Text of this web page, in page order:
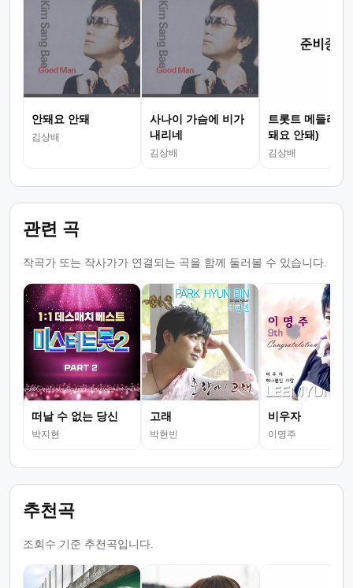
안돼요 안돼
김상배
사나이 가슴에 비가
내리네
김상배
트롯트 메들리
돼요 안돼)
김상배
관련 곡
작곡가 또는 작사가가 연결되는 곡을 함께 둘러볼 수 있습니다.
떠날 수 없는 당신
박지현
고래
박현빈
비우자
이명주
추천곡
조회수 기준 추천곡입니다.